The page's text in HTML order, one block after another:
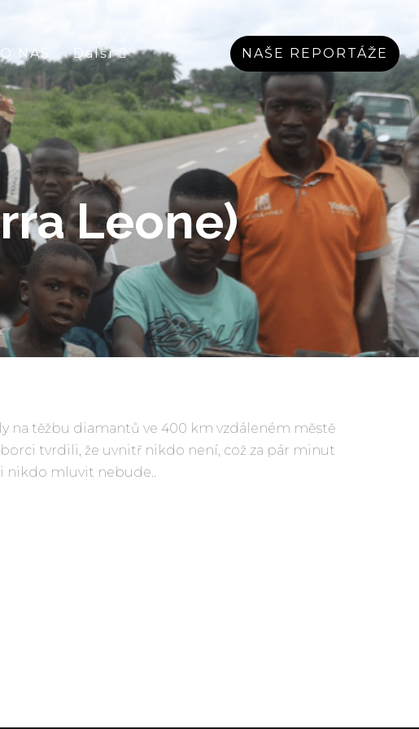
O NÁS NAŠE REPORTÁŽE
Další
Leone)
na těžbu diamantů ve 400 km vzdáleném městě
tvrdili, že uvnitř nikdo není, což za pár minut
nikdo mluvit nebude..